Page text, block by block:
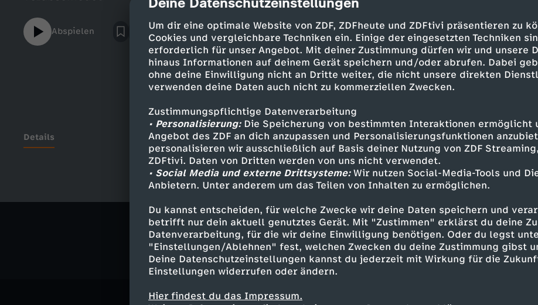
cmp-dialog-description
Um dir eine optimale Website von ZDF, ZDFheute und ZDFtivi präsentieren zu
Cookies und vergleichbare Techniken ein. Einige der eingesetzten Techniken
erforderlich für unser Angebot. Mit deiner Zustimmung dürfen wir und unsere
hinaus Informationen auf deinem Gerät speichern und/oder abrufen. Dabei
ohne deine Einwilligung nicht an Dritte weiter, die nicht unsere direkten
verwenden deine Daten auch nicht zu kommerziellen Zwecken.
Zustimmungspflichtige Datenverarbeitung
• Personalisierung:Die Speicherung von bestimmten Interaktionen ermöglicht
Angebot des ZDF an dich anzupassen und Personalisierungsfunktionen
personalisieren wir ausschließlich auf Basis deiner Nutzung von ZDF
ZDFtivi. Daten von Dritten werden von uns nicht verwendet.
• Social Media und externe Drittsysteme:Wir nutzen Social-Media-Tools und
Anbietern. Unter anderem um das Teilen von Inhalten zu ermöglichen.
Du kannst entscheiden, für welche Zwecke wir deine Daten speichern und
betrifft nur dein aktuell genutztes Gerät. Mit "Zustimmen" erklärst du deine
Datenverarbeitung, für die wir deine Einwilligung benötigen. Oder du legst
"Einstellungen/Ablehnen" fest, welchen Zwecken du deine Zustimmung gibst
Deine Datenschutzeinstellungen kannst du jederzeit mit Wirkung für die
Einstellungen widerrufen oder ändern.
Hier findest du das Impressum.
Abspielen
Details
Ähnliche Inhalte entdecken
Politik Livestream informativ phoenix parlament